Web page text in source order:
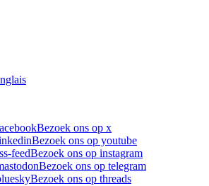
Bezoek ons op x
Bezoek ons op youtube
feedBezoek ons op instagram
Bezoek ons op telegram
Bezoek ons op threads